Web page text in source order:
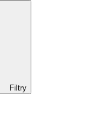
Filtry